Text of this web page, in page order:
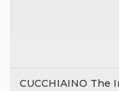
CUCCHIAINO The